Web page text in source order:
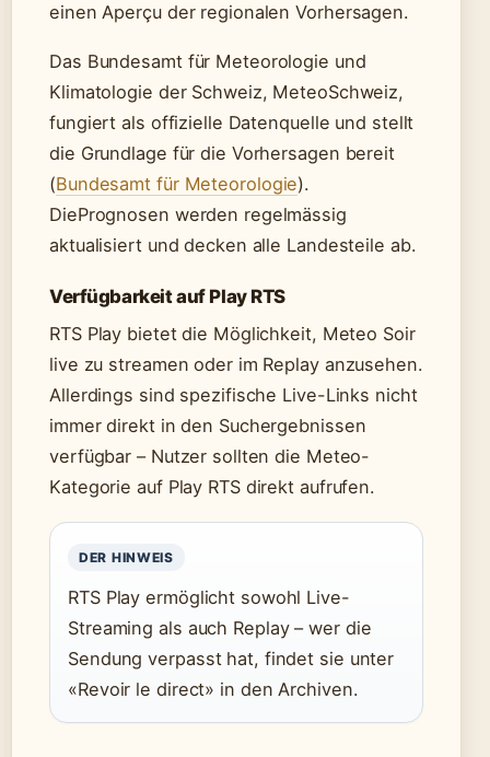
einen Aperçu der regionalen Vorhersagen.
Das Bundesamt für Meteorologie und
Klimatologie der Schweiz, MeteoSchweiz,
fungiert als offizielle Datenquelle und stellt
die Grundlage für die Vorhersagen bereit
(Bundesamt für Meteorologie).
DiePrognosen werden regelmässig
aktualisiert und decken alle Landesteile ab.
Verfügbarkeit auf Play RTS
RTS Play bietet die Möglichkeit, Meteo Soir
live zu streamen oder im Replay anzusehen.
Allerdings sind spezifische Live-Links nicht
immer direkt in den Suchergebnissen
verfügbar – Nutzer sollten die Meteo-
Kategorie auf Play RTS direkt aufrufen.
DER HINWEIS
RTS Play ermöglicht sowohl Live-
Streaming als auch Replay – wer die
Sendung verpasst hat, findet sie unter
«Revoir le direct» in den Archiven.